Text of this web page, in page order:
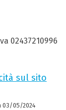
02437210996
sul sito
03/05/2024